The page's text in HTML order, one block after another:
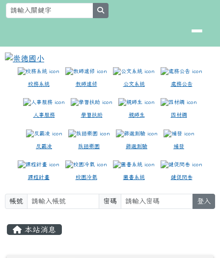
跳至主內容區
崇德國小
校務系統 教師進修 公文系統 處務公告
人事服務 學習扶助 親師生 因材網
反霸凌 族語樂園 篩選測驗 補發
課程計畫 校園冷氣 圖書系統 健促問卷
帳號 密碼 登入
本站消息